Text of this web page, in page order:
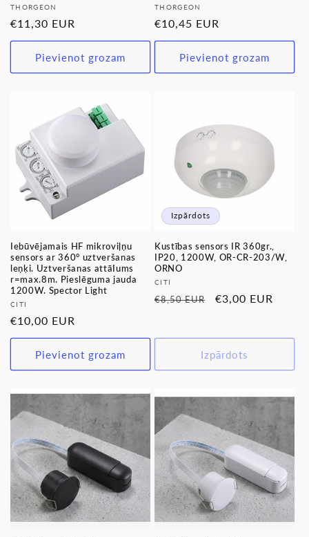
Pārdevējs:
THORGEON
Parastā
cena
€11,30 EUR
Pievienot grozam
Pārdevējs:
THORGEON
Parastā
cena
€10,45 EUR
Pievienot grozam
Iebūvējamais HF mikroviļņu
sensors ar 360° uztveršanas
leņķi. Uztveršanas attāIums
r=max.8m. Pieslēguma jauda
1200W. Spector Light
Pārdevējs:
CITI
Parastā
cena
€10,00 EUR
Pievienot grozam
Izpārdots
Kustības sensors IR 360gr.,
IP20, 1200W, OR-CR-203/W,
ORNO
Pārdevējs:
CITI
Parastā
€8,50 EUR
Pārdošanas
€3,00 EUR
Izpārdots